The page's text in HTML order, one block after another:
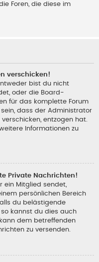
Foren, die diese im
verschicken!
bist du nicht
oder die Board-
für das komplette Forum
dass der Administrator
entzogen hat.
Informationen zu
Private Nachrichten!
ein Mitglied sendet,
persönlichen Bereich
du belästigende
kannst du dies auch
dem betreffenden
zu versenden.